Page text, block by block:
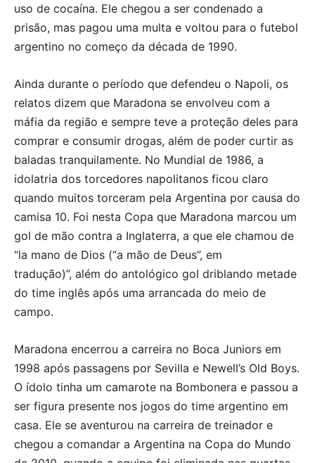
uso de cocaína. Ele chegou a ser condenado a
prisão, mas pagou uma multa e voltou para o futebol
argentino no começo da década de 1990.
Ainda durante o período que defendeu o Napoli, os
relatos dizem que Maradona se envolveu com a
máfia da região e sempre teve a proteção deles para
comprar e consumir drogas, além de poder curtir as
baladas tranquilamente. No Mundial de 1986, a
idolatria dos torcedores napolitanos ficou claro
quando muitos torceram pela Argentina por causa do
camisa 10. Foi nesta Copa que Maradona marcou um
gol de mão contra a Inglaterra, a que ele chamou de
“la mano de Dios (“a mão de Deus”, em
tradução)”, além do antológico gol driblando metade
do time inglês após uma arrancada do meio de
campo.
Maradona encerrou a carreira no Boca Juniors em
1998 após passagens por Sevilla e Newell’s Old Boys.
O ídolo tinha um camarote na Bombonera e passou a
ser figura presente nos jogos do time argentino em
casa. Ele se aventurou na carreira de treinador e
chegou a comandar a Argentina na Copa do Mundo